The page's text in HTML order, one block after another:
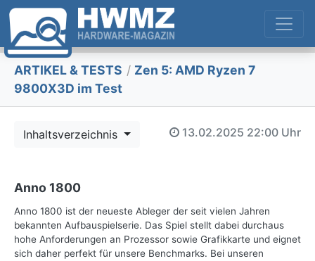
ARTIKEL & TESTS / Zen 5: AMD Ryzen 7
9800X3D im Test
Inhaltsverzeichnis 13.02.2025 22:00 Uhr
Anno 1800
Anno 1800 ist der neueste Ableger der seit vielen Jahren
bekannten Aufbauspielserie. Das Spiel stellt dabei durchaus
hohe Anforderungen an Prozessor sowie Grafikkarte und eignet
sich daher perfekt für unsere Benchmarks. Bei unseren